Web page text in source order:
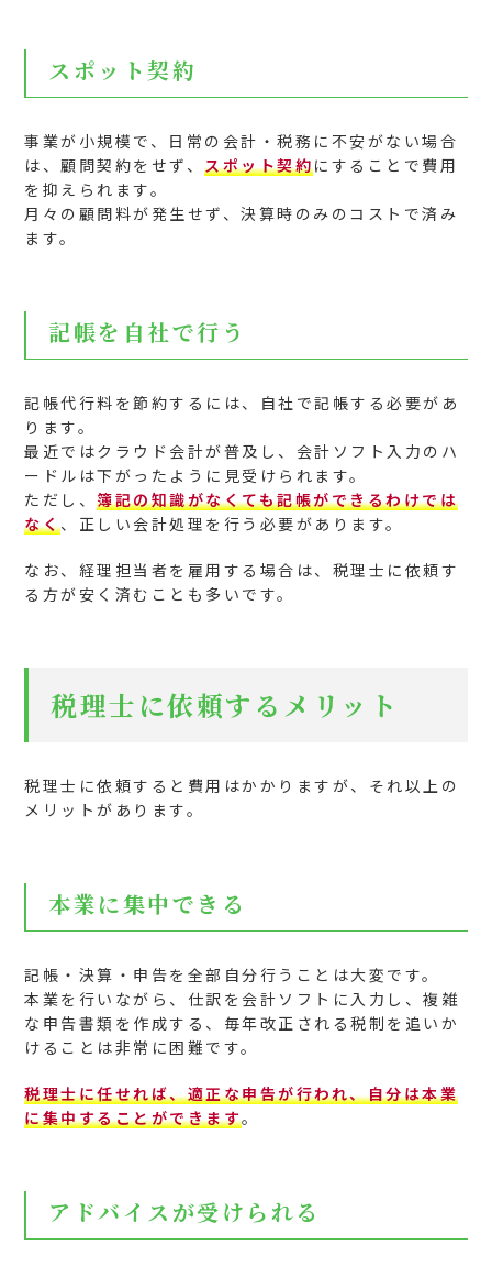
スポット契約
事業が小規模で、日常の会計・税務に不安がない場合
は、顧問契約をせず、スポット契約にすることで費用
を抑えられます。
月々の顧問料が発生せず、決算時のみのコストで済み
ます。
記帳を自社で行う
記帳代行料を節約するには、自社で記帳する必要があ
ります。
最近ではクラウド会計が普及し、会計ソフト入力のハ
ードルは下がったように見受けられます。
ただし、簿記の知識がなくても記帳ができるわけでは
なく、正しい会計処理を行う必要があります。
なお、経理担当者を雇用する場合は、税理士に依頼す
る方が安く済むことも多いです。
税理士に依頼するメリット
税理士に依頼すると費用はかかりますが、それ以上の
メリットがあります。
本業に集中できる
記帳・決算・申告を全部自分行うことは大変です。
本業を行いながら、仕訳を会計ソフトに入力し、複雑
な申告書類を作成する、毎年改正される税制を追いか
けることは非常に困難です。
税理士に任せれば、適正な申告が行われ、自分は本業
に集中することができます。
アドバイスが受けられる